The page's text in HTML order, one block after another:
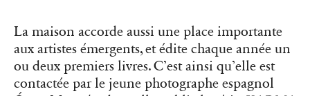
La maison accorde aussi une place importante
aux artistes émergents, et édite chaque année un
ou deux premiers livres. C’est ainsi qu’elle est
contactée par le jeune photographe espagnol